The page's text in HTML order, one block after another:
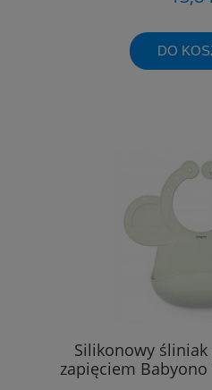
DO
Silikonowy
zapięciem